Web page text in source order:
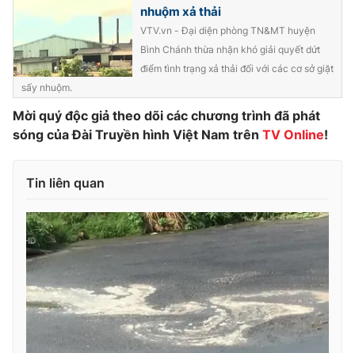
Infographic
Video Shorts video
VTV Money VTV Thể thao
Thị trường 24h Tấm lòng Việt
VTV4
VTV9 VTV8
Liên hệ tòa soạn English
nhuộm xả thải
VTV.vn - Đại diện phòng TN&MT huyện
Bình Chánh thừa nhận khó giải quyết dứt
điểm tình trạng xả thải đối với các cơ sở giặt
sấy nhuộm.
Mời quý độc giả theo dõi các chương trình đã phát
sóng của Đài Truyền hình Việt Nam trên TV Online!
Tin liên quan